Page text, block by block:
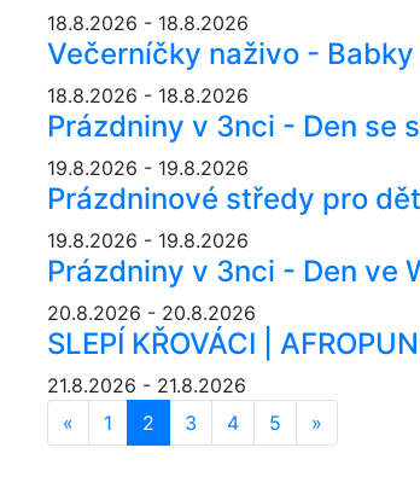
18.8.2026 - 18.8.2026
Večerníčky naživo - Babky
18.8.2026 - 18.8.2026
Prázdniny v 3nci - Den se
19.8.2026 - 19.8.2026
Prázdninové středy pro
19.8.2026 - 19.8.2026
Prázdniny v 3nci - Den ve
20.8.2026 - 20.8.2026
SLEPÍ KŘOVÁCI |
21.8.2026 - 21.8.2026
« Předchozí
1 2 3 4 5 »